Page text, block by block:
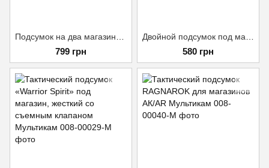
799 грн 580 грн